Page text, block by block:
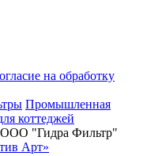
на обработку
Промышленная
коттеджей
ООО "Гидра Фильтр"
Арт»